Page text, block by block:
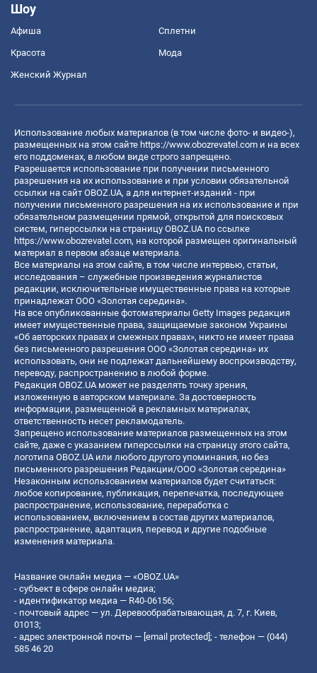
Шоу
Афиша Сплетни
Красота Мода
Женский Журнал
Использование любых материалов (в том числе фото- и видео-),
размещенных на этом сайте https://www.obozrevatel.com и на всех
его поддоменах, в любом виде строго запрещено.
Разрешается использование при получении письменного
разрешения на их использование и при условии обязательной
ссылки на сайт OBOZ.UA, а для интернет-изданий - при
получении письменного разрешения на их использование и при
обязательном размещении прямой, открытой для поисковых
систем, гиперссылки на страницу OBOZ.UA по ссылке
https://www.obozrevatel.com, на которой размещен оригинальный
материал в первом абзаце материала.
Все материалы на этом сайте, в том числе интервью, статьи,
исследования – служебные произведения журналистов
редакции, исключительные имущественные права на которые
принадлежат ООО «Золотая середина».
На все опубликованные фотоматериалы Getty Images редакция
имеет имущественные права, защищаемые законом Украины
«Об авторских правах и смежных правах», никто не имеет права
без письменного разрешения ООО «Золотая середина» их
использовать, они не подлежат дальнейшему воспроизводству,
переводу, распространению в любой форме.
Редакция OBOZ.UA может не разделять точку зрения,
изложенную в авторском материале. За достоверность
информации, размещенной в рекламных материалах,
ответственность несет рекламодатель.
Запрещено использование материалов размещенных на этом
сайте, даже с указанием гиперссылки на страницу этого сайта,
логотипа OBOZ.UA или любого другого упоминания, но без
письменного разрешения Редакции/ООО «Золотая середина»
Незаконным использованием материалов будет считаться:
любое копирование, публикация, перепечатка, последующее
распространение, использование, переработка с
использованием, включением в состав других материалов,
распространение, адаптация, перевод и другие подобные
изменения материала.
Название онлайн медиа — «OBOZ.UA»
- субъект в сфере онлайн медиа;
- идентификатор медиа — R40-06156;
- почтовый адрес — ул. Деревообрабатывающая, д. 7, г. Киев,
01013;
- адрес электронной почты — [email protected]; - телефон — (044)
585 46 20